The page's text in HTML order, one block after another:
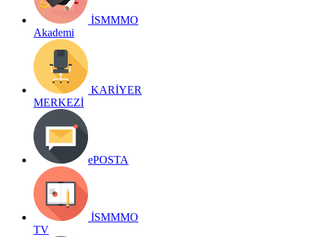
İSMMMO
Akademi
KARİYER
MERKEZİ
ePOSTA
İSMMMO
TV